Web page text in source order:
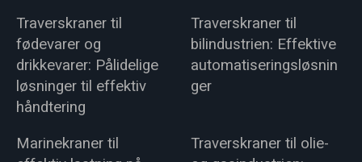
Traverskraner til
fødevarer og
drikkevarer: Pålidelige
løsninger til effektiv
håndtering
Traverskraner til
bilindustrien: Effektive
automatiseringsløsnin
ger
Marinekraner til
Traverskraner til olie-